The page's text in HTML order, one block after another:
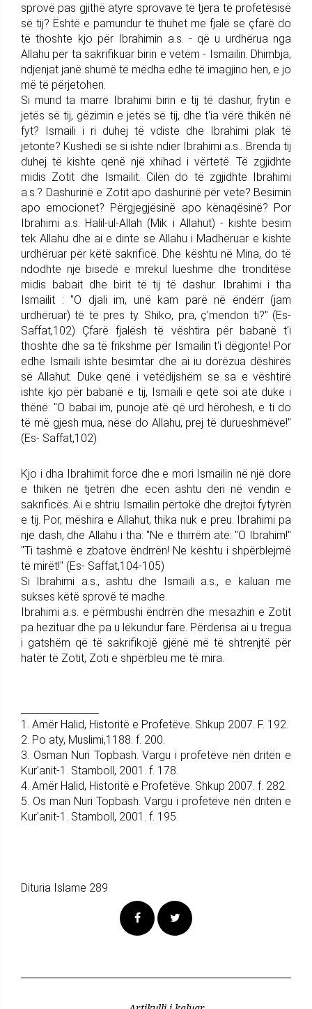
sprovë pas gjithë atyre sprovave të tjera të profetësisë
së tij? Është e pamundur të thuhet me fjalë se çfarë do
të thoshte kjo për Ibrahimin a.s. - që u urdhërua nga
Allahu për ta sakrifikuar birin e vetëm - Ismailin. Dhimbja,
ndjenjat janë shumë të mëdha edhe të imagjino hen, e jo
më të përjetohen.
Si mund ta marrë Ibrahimi birin e tij të dashur, frytin e
jetës së tij, gëzimin e jetës së tij, dhe t'ia vërë thikën në
fyt? Ismaili i ri duhej të vdiste dhe Ibrahimi plak të
jetonte? Kushedi se si ishte ndier Ibrahimi a.s.. Brenda tij
duhej të kishte qenë një xhihad i vërtetë. Të zgjidhte
midis Zotit dhe Ismailit. Cilën do të zgjidhte Ibrahimi
a.s.? Dashurinë e Zotit apo dashurinë për vete? Besimin
apo emocionet? Përgjegjësinë apo kënaqësinë? Por
Ibrahimi a.s. Halil-ul-Allah (Mik i Allahut) - kishte besim
tek Allahu dhe ai e dinte se Allahu i Madhëruar e kishte
urdhëruar për këtë sakrificë. Dhe kështu në Mina, do të
ndodhte një bisedë e mrekul lueshme dhe tronditëse
midis babait dhe birit të tij të dashur. Ibrahimi i tha
Ismailit : "O djali im, unë kam parë në ëndërr (jam
urdhëruar) të të pres ty. Shiko, pra, ç'mendon ti?" (Es-
Saffat,102) Çfarë fjalësh të vështira për babanë t'i
thoshte dhe sa të frikshme për Ismailin t'i dëgjonte! Por
edhe Ismaili ishte besimtar dhe ai iu dorëzua dëshirës
së Allahut. Duke qenë i vetëdijshëm se sa e vështirë
ishte kjo për babanë e tij, Ismaili e qetë soi atë duke i
thënë: "O babai im, punoje atë që urd hërohesh, e ti do
të më gjesh mua, nëse do Allahu, prej të durueshmëve!"
(Es- Saffat,102)
Kjo i dha Ibrahimit force dhe e mori Ismailin në një dore
e thikën në tjetrën dhe ecën ashtu deri në vendin e
sakrificës. Ai e shtriu Ismailin përtokë dhe drejtoi fytyrën
e tij. Por, mëshira e Allahut, thika nuk e preu. Ibrahimi pa
një dash, dhe Allahu i tha: "Ne e thirrëm atë: "O Ibrahim!"
"Ti tashmë e zbatove ëndrrën! Ne kështu i shpërblejmë
të mirët!" (Es- Saffat,104-105)
Si Ibrahimi a.s., ashtu dhe Ismaili a.s., e kaluan me
sukses këtë sprovë të madhe.
Ibrahimi a.s. e përmbushi ëndrrën dhe mesazhin e Zotit
pa hezituar dhe pa u lëkundur fare. Përderisa ai u tregua
i gatshëm që të sakrifikojë gjënë më të shtrenjtë për
hatër të Zotit, Zoti e shpërbleu me të mira.
1. Amër Halid, Historitë e Profetëve. Shkup 2007. F. 192.
2. Po aty, Muslimi,1188. f. 200.
3. Osman Nuri Topbash. Vargu i profetëve nën dritën e
Kur'anit-1. Stamboll, 2001. f. 178.
4. Amër Halid, Historitë e Profetëve. Shkup 2007. f. 282.
5. Os man Nuri Topbash. Vargu i profetëve nën dritën e
Kur'anit-1. Stamboll, 2001. f. 195.
Dituria Islame 289